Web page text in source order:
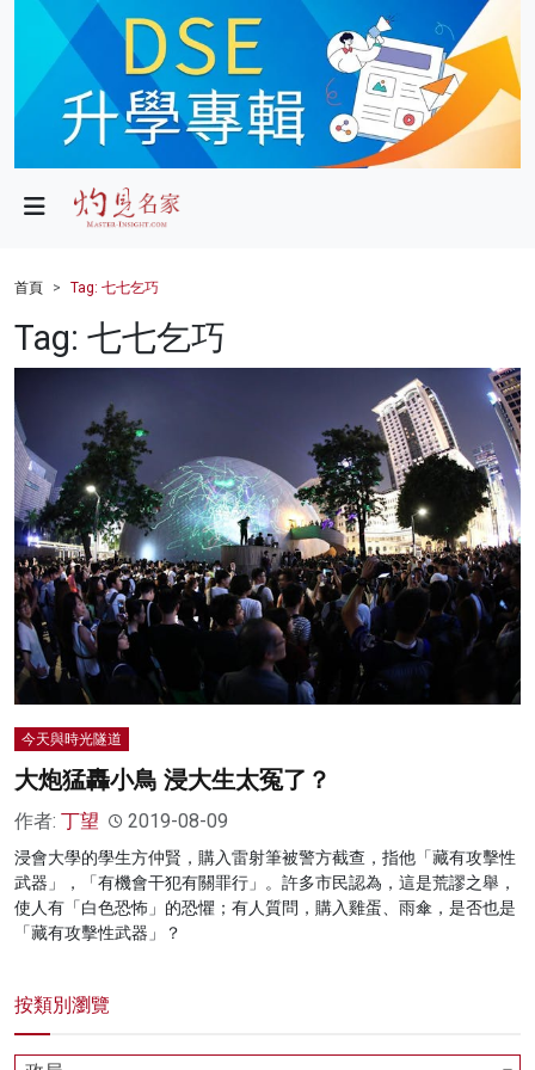
政局
財經
健康
科技
影片
名家榜
灼見活動
關於我們
首頁 Tag: 七七乞巧
Tag: 七七乞巧
今天與時光隧道
大炮猛轟小鳥 浸大生太冤了？
作者: 丁望 2019-08-09
浸會大學的學生方仲賢，購入雷射筆被警方截查，指他「藏有攻擊性
武器」，「有機會干犯有關罪行」。許多市民認為，這是荒謬之舉，
使人有「白色恐怖」的恐懼；有人質問，購入雞蛋、雨傘，是否也是
「藏有攻擊性武器」？
按類別瀏覽